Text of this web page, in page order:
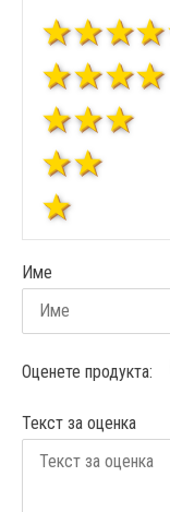
Име
Оценете продукта:
Текст за оценка